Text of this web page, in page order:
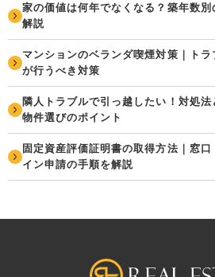
家の価値は何年でなくなる？築年数
解説
マンションのベランダ喫煙対策｜ト
が行うべき対策
隣人トラブルで引っ越したい！対処法
物件選びのポイント
固定資産評価証明書の取得方法｜窓
イン申請の手順を解説